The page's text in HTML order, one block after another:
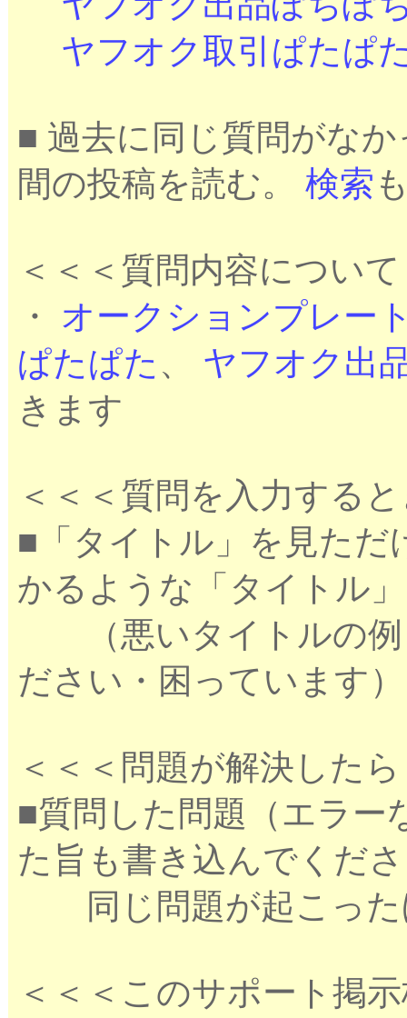
ヤフオク取引ぱたぱ
■ 過去に同じ質問がな
間の投稿を読む。 検索
＜＜＜質問内容につい
・ オークションプレー
ぱたぱた 、 ヤフオク出
きます
＜＜＜質問を入力する
■「タイトル」を見ただ
かるような「タイトル
（悪いタイトルの例
ださい・困っています）
＜＜＜問題が解決した
■質問した問題（エラー
た旨も書き込んでくだ
同じ問題が起こった
＜＜＜このサポート掲